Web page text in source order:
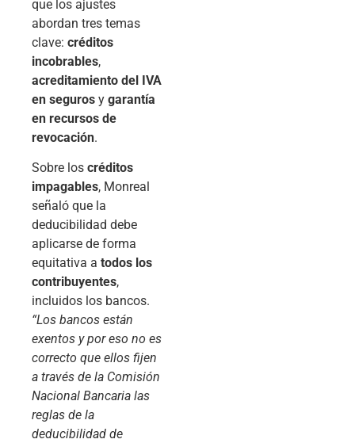
que los ajustes
abordan tres temas
clave: créditos
incobrables,
acreditamiento del IVA
en seguros y garantía
en recursos de
revocación.
Sobre los créditos
impagables, Monreal
señaló que la
deducibilidad debe
aplicarse de forma
equitativa a todos los
contribuyentes,
incluidos los bancos.
“Los bancos están
exentos y por eso no es
correcto que ellos fijen
a través de la Comisión
Nacional Bancaria las
reglas de la
deducibilidad de